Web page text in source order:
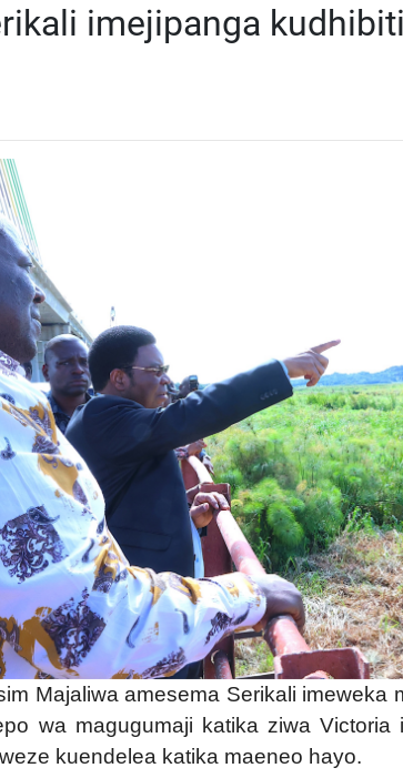
imejipanga
Majaliwa amesema Serikali imeweka
wa magugumaji katika ziwa Victoria
kuendelea katika maeneo hayo.